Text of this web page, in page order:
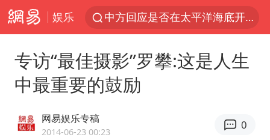
娱乐
中方回应是否在太平洋海底开采稀土
宇树科技发行价格150.80元/股
CIA被曝已秘密设立古巴工作组
专访“最佳摄影”罗攀:这是人生
中最重要的鼓励
网易娱乐专稿
2014-06-23 00:23
0